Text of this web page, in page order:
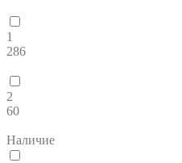
1
286
2
60
Наличие